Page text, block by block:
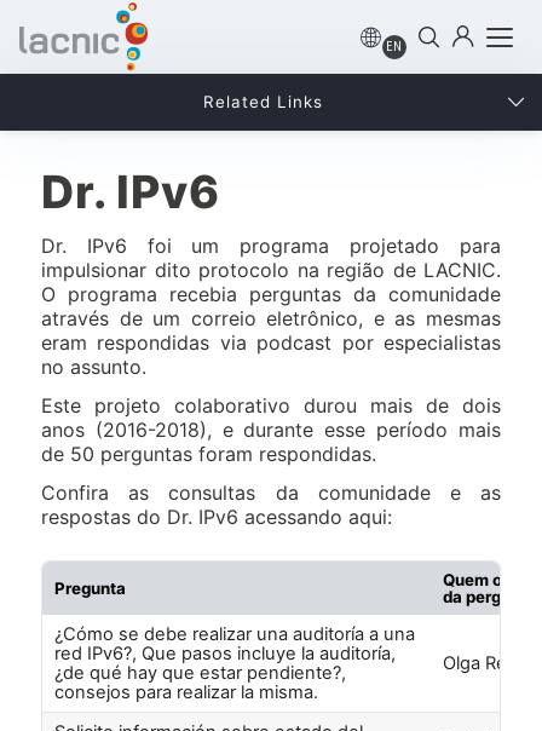
EN
Dr. IPv6
Dr. IPv6 foi um programa projetado para
impulsionar dito protocolo na região de LACNIC.
O programa recebia perguntas da comunidade
através de um correio eletrônico, e as mesmas
eram respondidas via podcast por especialistas
no assunto.
Este projeto colaborativo durou mais de dois
anos (2016-2018), e durante esse período mais
de 50 perguntas foram respondidas.
Confira as consultas da comunidade e as
respostas do Dr. IPv6 acessando aqui:
Pregunta
Quem o
da pergunta
¿Cómo se debe realizar una auditoría a una
red IPv6?, Que pasos incluye la auditoría,
¿de qué hay que estar pendiente?,
consejos para realizar la misma.
Olga
Related Links